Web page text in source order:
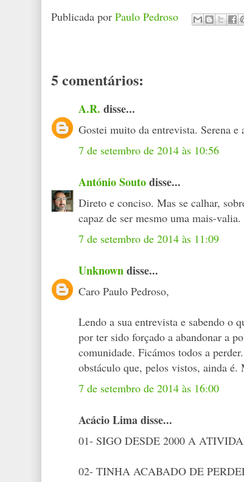
Publicada por Paulo Pedroso
5 comentários:
A.R. disse...
Gostei muito da entrevista. Serena e
7 de setembro de 2014 às 10:56
António Soutodisse...
Direto e conciso. Mas se calhar,
capaz de ser mesmo uma mais-
7 de setembro de 2014 às 11:09
Unknowndisse...
Caro Paulo Pedroso,
Lendo a sua entrevista e sabendo o
por ter sido forçado a abandonar a
comunidade. Ficámos todos a
obstáculo que, pelos vistos, ainda é.
7 de setembro de 2014 às 16:00
Acácio Lima disse...
01- SIGO DESDE 2000 A
02- TINHA ACABADO DE